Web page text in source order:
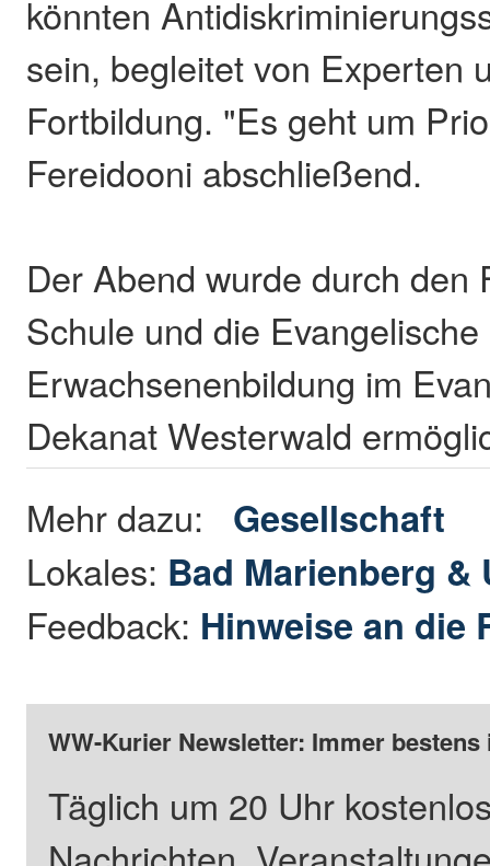
könnten
sein, begleitet von Experten
Fortbildung. "Es geht um
Fereidooni abschließend.
Der Abend wurde durch den
Schule und die Evangelische
Erwachsenenbildung im
Dekanat Westerwald
Mehr dazu: Gesellschaft
Lokales: Bad Marienberg &
Feedback: Hinweise an die
WW-Kurier Newsletter: Immer
Täglich um 20 Uhr